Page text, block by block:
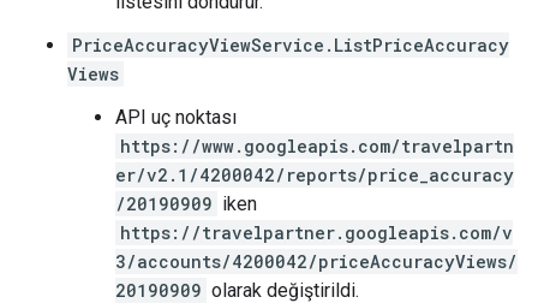
PriceAccuracyViewService.ListPriceAccuracy
Views
API uç noktası
https://www.googleapis.com/travelpartn
er/v2.1/4200042/reports/price_accuracy
/20190909 iken
https://travelpartner.googleapis.com/v
3/accounts/4200042/priceAccuracyViews/
20190909 olarak değiştirildi.